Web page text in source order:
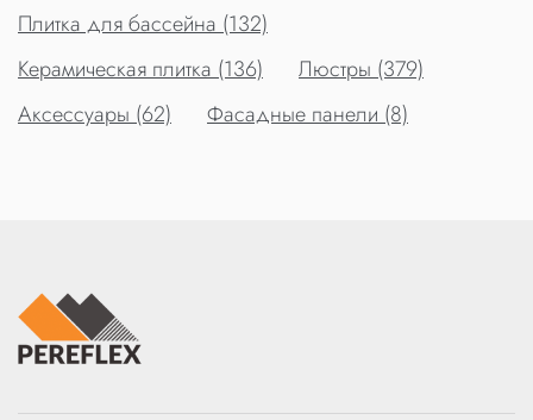
Плитка для бассейна (132)
Керамическая плитка (136)
Люстры (379)
Аксессуары (62)
Фасадные панели (8)